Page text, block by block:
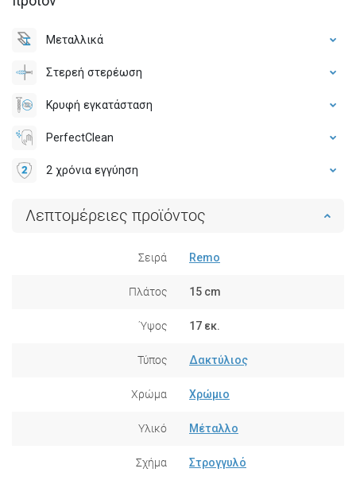
Μεταλλικά
Στερεή στερέωση
Κρυφή εγκατάσταση
PerfectClean
2 χρόνια εγγύηση
Λεπτομέρειες προϊόντος
Σειρά Remo
Πλάτος 15 cm
Ύψος 17 εκ.
Τύπος Δακτύλιος
Χρώμα Χρώμιο
Υλικό Μέταλλο
Σχήμα Στρογγυλό